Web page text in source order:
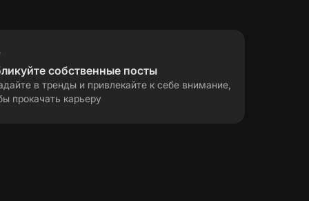
собственные посты
в тренды и привлекайте к себе внимание,
прокачать карьеру